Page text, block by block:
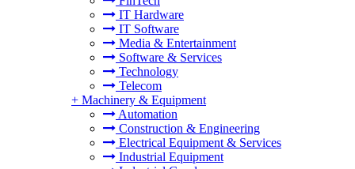
IT Hardware
IT Software
Media & Entertainment
Software & Services
Technology
Telecom
+ Machinery & Equipment
Automation
Construction & Engineering
Electrical Equipment & Services
Industrial Equipment